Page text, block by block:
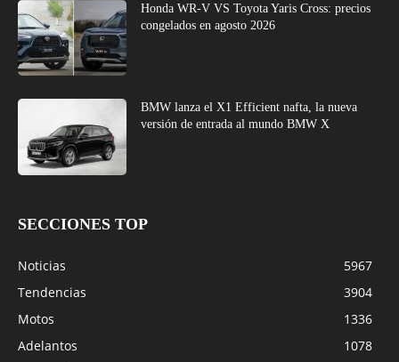
Honda WR-V VS Toyota Yaris Cross: precios
congelados en agosto 2026
BMW lanza el X1 Efficient nafta, la nueva
versión de entrada al mundo BMW X
SECCIONES TOP
Noticias
5967
Tendencias
3904
Motos
1336
Adelantos
1078